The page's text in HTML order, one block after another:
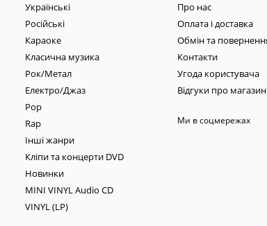
Українські
Російські
Караоке
Класична музика
Рок/Метал
Електро/Джаз
Pop
Rap
Інші жанри
Кліпи та концерти DVD
Новинки
MINI VINYL Audio CD
VINYL (LP)
Про нас
Оплата і доставка
Обмін та
Контакти
Угода користувача
Відгуки про магазин
Ми в соцмережах